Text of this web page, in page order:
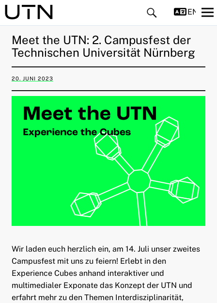
Menü aufklappen
Menü aufklappen
Menü aufklappen
Meet the UTN: 2. Campusfest der
Technischen Universität Nürnberg
20. JUNI 2023
Wir laden euch herzlich ein, am 14. Juli unser zweites
Campusfest mit uns zu feiern! Erlebt in den
Experience Cubes anhand interaktiver und
multimedialer Exponate das Konzept der UTN und
erfahrt mehr zu den Themen Interdisziplinarität,